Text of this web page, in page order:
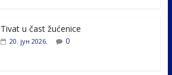
Tivat u čast žućenice
20. јун 2026. 0